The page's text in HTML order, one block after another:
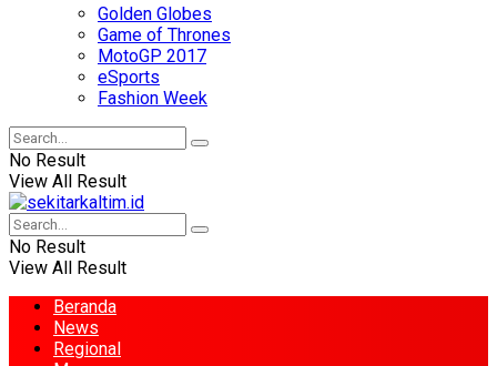
Golden Globes
Game of Thrones
MotoGP 2017
eSports
Fashion Week
No Result
View All Result
No Result
View All Result
Beranda
News
Regional